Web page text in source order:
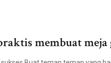
membuat meja